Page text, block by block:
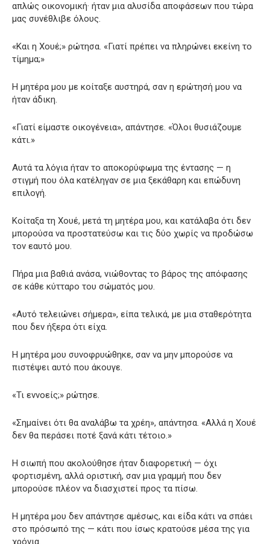
απλώς οικονομική· ήταν μια αλυσίδα αποφάσεων που τώρα
μας συνέθλιβε όλους.
«Και η Χουέ;» ρώτησα. «Γιατί πρέπει να πληρώνει εκείνη το
τίμημα;»
Η μητέρα μου με κοίταξε αυστηρά, σαν η ερώτησή μου να
ήταν άδικη.
«Γιατί είμαστε οικογένεια», απάντησε. «Όλοι θυσιάζουμε
κάτι.»
Αυτά τα λόγια ήταν το αποκορύφωμα της έντασης — η
στιγμή που όλα κατέληγαν σε μια ξεκάθαρη και επώδυνη
επιλογή.
Κοίταξα τη Χουέ, μετά τη μητέρα μου, και κατάλαβα ότι δεν
μπορούσα να προστατεύσω και τις δύο χωρίς να προδώσω
τον εαυτό μου.
Πήρα μια βαθιά ανάσα, νιώθοντας το βάρος της απόφασης
σε κάθε κύτταρο του σώματός μου.
«Αυτό τελειώνει σήμερα», είπα τελικά, με μια σταθερότητα
που δεν ήξερα ότι είχα.
Η μητέρα μου συνοφρυώθηκε, σαν να μην μπορούσε να
πιστέψει αυτό που άκουγε.
«Τι εννοείς;» ρώτησε.
«Σημαίνει ότι θα αναλάβω τα χρέη», απάντησα. «Αλλά η Χουέ
δεν θα περάσει ποτέ ξανά κάτι τέτοιο.»
Η σιωπή που ακολούθησε ήταν διαφορετική — όχι
φορτισμένη, αλλά οριστική, σαν μια γραμμή που δεν
μπορούσε πλέον να διασχιστεί προς τα πίσω.
Η μητέρα μου δεν απάντησε αμέσως, και είδα κάτι να σπάει
στο πρόσωπό της — κάτι που ίσως κρατούσε μέσα της για
χρόνια.